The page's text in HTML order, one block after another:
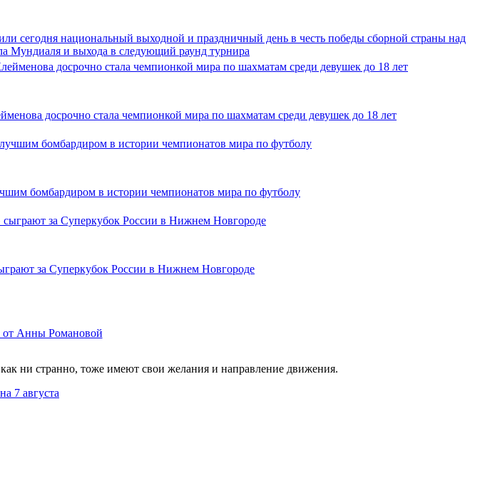
сегодня национальный выходной и праздничный день в честь победы сборной страны над
Мундиаля и выхода в следующий раунд турнира
досрочно стала чемпионкой мира по шахматам среди девушек до 18 лет
бомбардиром в истории чемпионатов мира по футболу
за Суперкубок России в Нижнем Новгороде
Анны Романовой
ни странно, тоже имеют свои желания и направление движения.
7 августа